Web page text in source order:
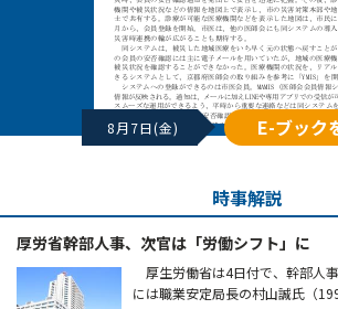
8月7日(金) E-ブック
時事解説
厚労省幹部人事、次官は「労働シフト」に
厚生労働省は4日付で、幹部人
には職業安定局長の村山誠氏（